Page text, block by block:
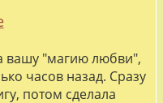
вашу "магию любви",
часов назад. Сразу
потом сделала